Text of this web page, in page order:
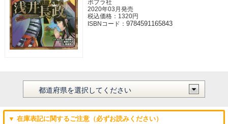
ポプラ社
2020年03月発売
税込価格：1320円
ISBNコード：9784591165843
▼ 在庫表記に関するご注意（必ずお読みください）